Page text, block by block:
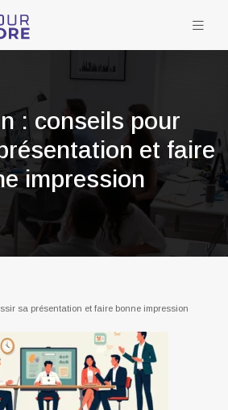
: conseils pour
et faire
impression
sa présentation et faire bonne impression